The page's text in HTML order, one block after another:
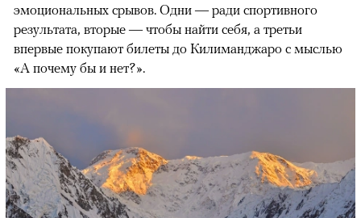
эмоциональных срывов. Одни — ради спортивного
результата, вторые — чтобы найти себя, а третьи
впервые покупают билеты до Килиманджаро с мыслью
«А почему бы и нет?».